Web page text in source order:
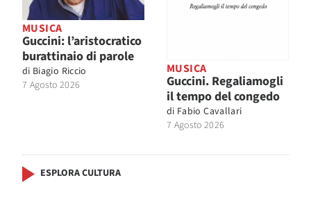
MUSICA
Guccini: l’aristocratico
burattinaio di parole
di Biagio Riccio
7 Agosto 2026
MUSICA
Guccini. Regaliamogli
il tempo del congedo
di Fabio Cavallari
7 Agosto 2026
ESPLORA CULTURA